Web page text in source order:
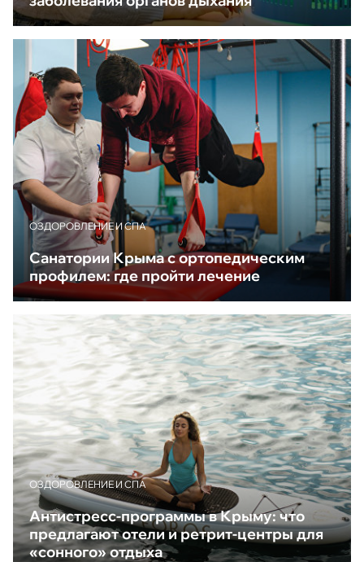
ОЗДОРОВЛЕНИЕ И СПА
Санатории Крыма с ортопедическим
профилем: где пройти лечение
ОЗДОРОВЛЕНИЕ И СПА
Антистресс-программы в Крыму: что
предлагают отели и ретрит-центры для
«сонного» отдыха